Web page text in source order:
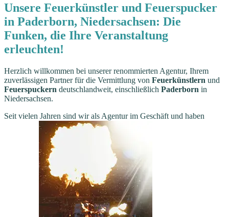
Unsere Feuerkünstler und Feuerspucker
in Paderborn, Niedersachsen: Die
Funken, die Ihre Veranstaltung
erleuchten!
Herzlich willkommen bei unserer renommierten Agentur, Ihrem
zuverlässigen Partner für die Vermittlung von Feuerkünstlern und
Feuerspuckern deutschlandweit, einschließlich Paderborn in
Niedersachsen.
Seit vielen Jahren sind wir als Agentur im Geschäft und haben